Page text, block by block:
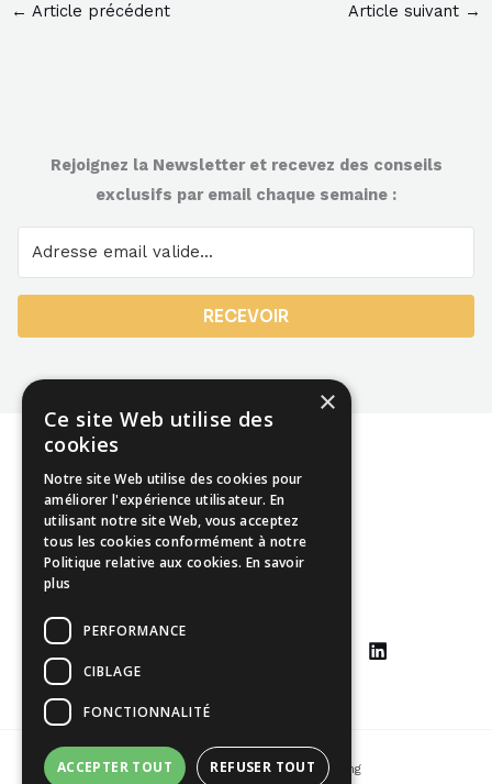
← Article précédent Article suivant →
Rejoignez la Newsletter et recevez des conseils
exclusifs par email chaque semaine :
RECEVOIR
Mentions légales
CGU
Copyright © 2026 Johann Yang-Ting
×
Ce site Web utilise des
cookies
Notre site Web utilise des cookies pour
améliorer l'expérience utilisateur. En
utilisant notre site Web, vous acceptez
tous les cookies conformément à notre
Politique relative aux cookies. En savoir
plus
PERFORMANCE
CIBLAGE
FONCTIONNALITÉ
ACCEPTER TOUT REFUSER TOUT